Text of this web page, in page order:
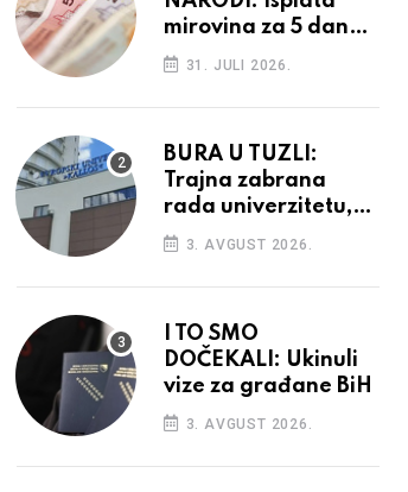
mirovina za 5 dana,
retroaktivna
povećanja
31. JULI 2026.
BURA U TUZLI:
Trajna zabrana
rada univerzitetu,
provedba sudskih
odluka
3. AVGUST 2026.
I TO SMO
DOČEKALI: Ukinuli
vize za građane BiH
3. AVGUST 2026.